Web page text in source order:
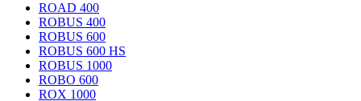
ROAD 400
ROBUS 400
ROBUS 600
ROBUS 600 HS
ROBUS 1000
ROBO 600
ROX 1000